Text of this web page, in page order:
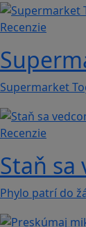
Recenzie
Supermarket
Recenzie
Staň sa
Phylo patrí do